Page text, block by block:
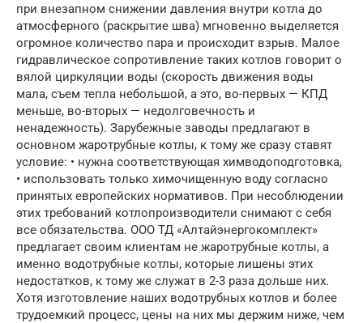
при внезапном снижении давления внутри котла до
атмосферного (раскрытие шва) мгновенно выделяется
огромное количество пара и происходит взрыв. Малое
гидравлическое сопротивление таких котлов говорит о
вялой циркуляции воды (скорость движения воды
мала, съем тепла небольшой, а это, во-первых — КПД
меньше, во-вторых — недолговечность и
ненадежность). Зарубежные заводы предлагают в
основном жаротрубные котлы, к тому же сразу ставят
условие: • нужна соответствующая химводоподготовка,
• использовать только химочищенную воду согласно
принятых европейских нормативов. При несоблюдении
этих требований котлопроизводители снимают с себя
все обязательства. ООО ТД «Алтайэнергокомплект»
предлагает своим клиентам не жаротрубные котлы, а
именно водотрубные котлы, которые лишены этих
недостатков, к тому же служат в 2-3 раза дольше них.
Хотя изготовление наших водотрубных котлов и более
трудоемкий процесс, цены на них мы держим ниже, чем